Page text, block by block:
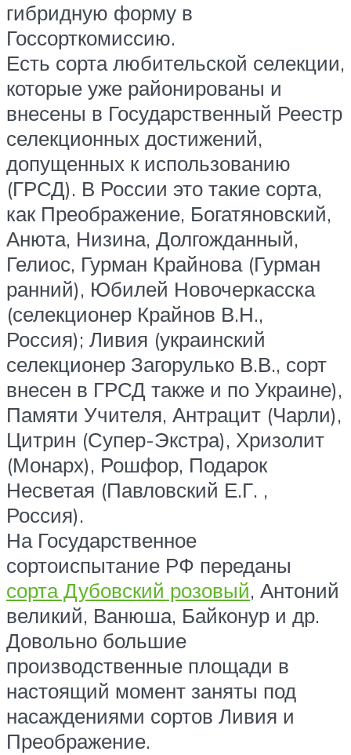
гибридную форму в
Госсорткомиссию.
Есть сорта любительской селекции,
которые уже районированы и
внесены в Государственный Реестр
селекционных достижений,
допущенных к использованию
(ГРСД). В России это такие сорта,
как Преображение, Богатяновский,
Анюта, Низина, Долгожданный,
Гелиос, Гурман Крайнова (Гурман
ранний), Юбилей Новочеркасска
(селекционер Крайнов В.Н.,
Россия); Ливия (украинский
селекционер Загорулько В.В., сорт
внесен в ГРСД также и по Украине),
Памяти Учителя, Антрацит (Чарли),
Цитрин (Супер-Экстра), Хризолит
(Монарх), Рошфор, Подарок
Несветая (Павловский Е.Г. ,
Россия).
На Государственное
сортоиспытание РФ переданы
сорта Дубовский розовый, Антоний
великий, Ванюша, Байконур и др.
Довольно большие
производственные площади в
настоящий момент заняты под
насаждениями сортов Ливия и
Преображение.